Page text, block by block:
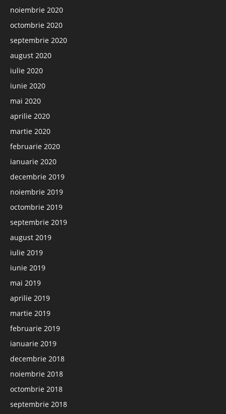
noiembrie 2020
octombrie 2020
septembrie 2020
august 2020
iulie 2020
iunie 2020
mai 2020
aprilie 2020
martie 2020
februarie 2020
ianuarie 2020
decembrie 2019
noiembrie 2019
octombrie 2019
septembrie 2019
august 2019
iulie 2019
iunie 2019
mai 2019
aprilie 2019
martie 2019
februarie 2019
ianuarie 2019
decembrie 2018
noiembrie 2018
octombrie 2018
septembrie 2018